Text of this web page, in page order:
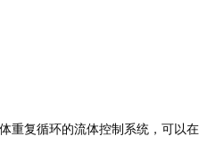
重复循环的流体控制系统，可以